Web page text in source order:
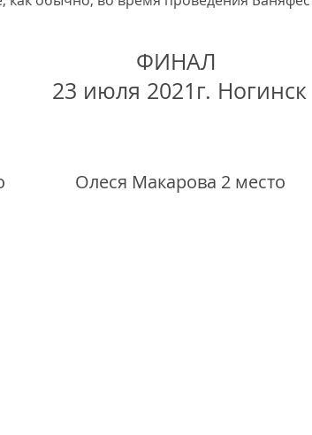
ФИНАЛ
23 июля 2021г. Ногинск
Олеся Макарова 2 место